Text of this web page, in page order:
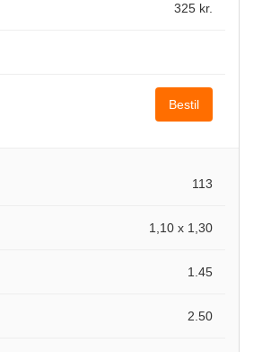
325 kr.
Bestil
113
1,10 x 1,30
1.45
2.50